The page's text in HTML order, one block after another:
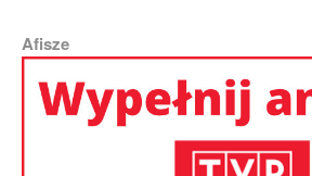
Afisze